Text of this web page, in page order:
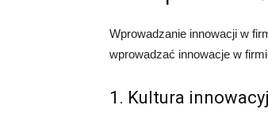
Wprowadzanie innowacji w
wprowadzać innowacje w
1. Kultura